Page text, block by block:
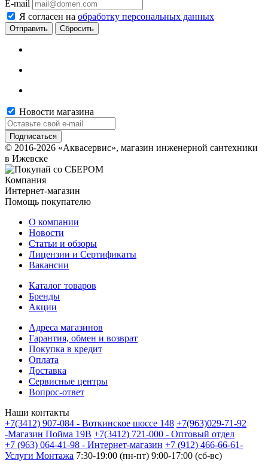
E-mail
Я согласен на обработку персональных данных
Сбросить
Новости магазина
© 2016-2026 «Аквасервис», магазин инженерной сантехники
в Ижевске
Компания
Интернет-магазин
Помощь покупателю
О компании
Новости
Статьи и обзоры
Лицензии и Сертификаты
Вакансии
Каталог товаров
Бренды
Акции
Адреса магазинов
Гарантия, обмен и возврат
Покупка в кредит
Оплата
Доставка
Сервисные центры
Вопрос-ответ
Наши контакты
+7(3412) 907-084 - Воткинское шоссе 148 +7(963)029-71-92
-Магазин Пойма 19В +7(3412) 721-000 - Оптовый отдел
+7 (963) 064-41-98 - Интернет-магазин +7 (912) 466-66-61-
Услуги Монтажа 7:30-19:00 (пн-пт) 9:00-17:00 (сб-вс)